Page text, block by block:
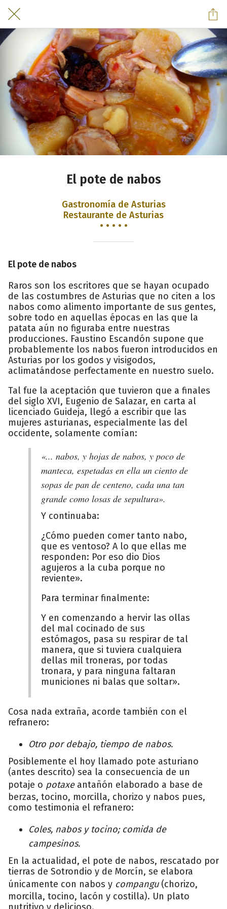
El pote de nabos
Gastronomía de Asturias
Restaurante de Asturias
• • • • •
El pote de nabos
Raros son los escritores que se hayan ocupado
de las costumbres de Asturias que no citen a los
nabos como alimento importante de sus gentes,
sobre todo en aquellas épocas en las que la
patata aún no figuraba entre nuestras
producciones. Faustino Escandón supone que
probablemente los nabos fueron introducidos en
Asturias por los godos y visigodos,
aclimatándose perfectamente en nuestro suelo.
Tal fue la aceptación que tuvieron que a finales
del siglo XVI, Eugenio de Salazar, en carta al
licenciado Guideja, llegó a escribir que las
mujeres asturianas, especialmente las del
occidente, solamente comían:
«... nabos, y hojas de nabos, y poco de
manteca, espetadas en ella un ciento de
sopas de pan de centeno, cada una tan
grande como losas de sepultura».
Y continuaba:
¿Cómo pueden comer tanto nabo,
que es ventoso? A lo que ellas me
responden: Por eso dio Dios
agujeros a la cuba porque no
reviente».
Para terminar finalmente:
Y en comenzando a hervir las ollas
del mal cocinado de sus
estómagos, pasa su respirar de tal
manera, que si tuviera cualquiera
dellas mil troneras, por todas
tronara, y para ninguna faltaran
municiones ni balas que soltar».
Cosa nada extraña, acorde también con el
refranero:
Otro por debajo, tiempo de nabos.
Posiblemente el hoy llamado pote asturiano
(antes descrito) sea la consecuencia de un
potaje o potaxeantañón elaborado a base de
berzas, tocino, morcilla, chorizo y nabos pues,
como testimonia el refranero:
Coles, nabos y tocino; comida de
campesinos.
En la actualidad, el pote de nabos, rescatado por
tierras de Sotrondio y de Morcín, se elabora
únicamente con nabos y compangu(chorizo,
morcilla, tocino, lacón y costilla). Un plato
nutritivo y delicioso.